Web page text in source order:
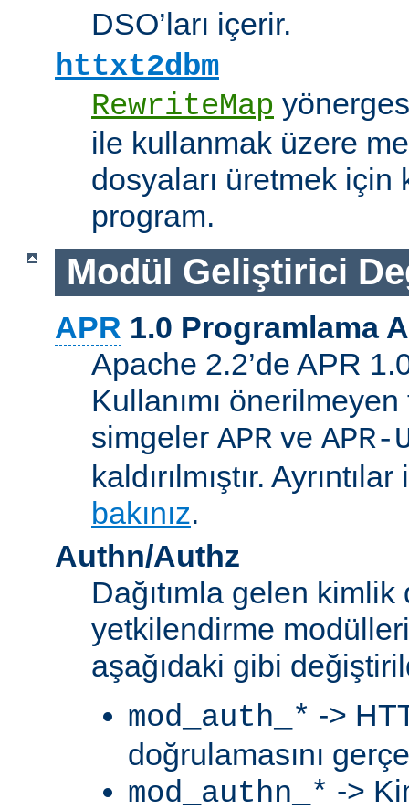
DSO’ları içerir.
httxt2dbm
RewriteMap
ile kullanmak üzere
dosyaları üretmek için
program.
Modül Geliştirici
APR 1.0 Programlama
Apache 2.2’de APR
Kullanımı
simgeler APR ve
kaldırılmıştır.
bakınız.
Authn/Authz
Dağıtımla gelen
yetkilendirme
aşağıdaki gibi
mod_auth_* ->
doğrulamasını
mod_authn_* ->